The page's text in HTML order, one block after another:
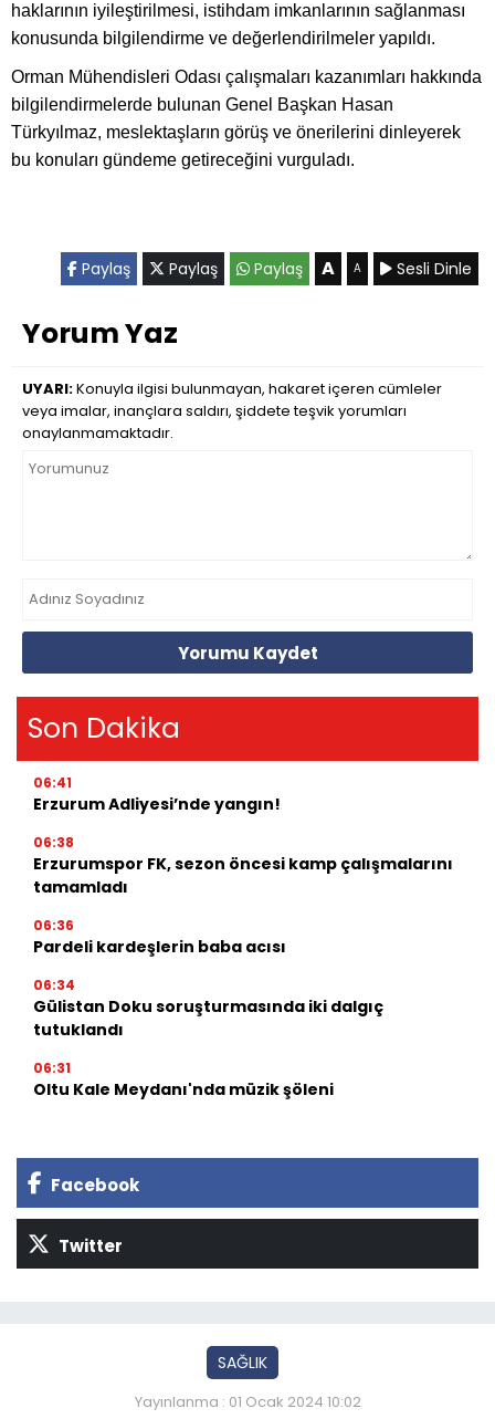
haklarının iyileştirilmesi, istihdam imkanlarının sağlanması
konusunda bilgilendirme ve değerlendirilmeler yapıldı.
Orman Mühendisleri Odası çalışmaları kazanımları hakkında
bilgilendirmelerde bulunan Genel Başkan Hasan
Türkyılmaz, meslektaşların görüş ve önerilerini dinleyerek
bu konuları gündeme getireceğini vurguladı.
Paylaş Paylaş Paylaş A A Sesli Dinle
Yorum Yaz
UYARI:Konuyla ilgisi bulunmayan, hakaret içeren cümleler
veya imalar, inançlara saldırı, şiddete teşvik yorumları
onaylanmamaktadır.
Yorumu Kaydet
Son Dakika
06:41
Erzurum Adliyesi’nde yangın!
06:38
Erzurumspor FK, sezon öncesi kamp çalışmalarını
tamamladı
06:36
Pardeli kardeşlerin baba acısı
06:34
Gülistan Doku soruşturmasında iki dalgıç
tutuklandı
06:31
Oltu Kale Meydanı'nda müzik şöleni
Facebook
Twitter
SAĞLIK
Yayınlanma : 01 Ocak 2024 10:02